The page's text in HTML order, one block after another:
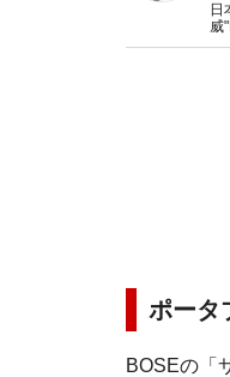
日
威
ー
ポータ
BOSEの「